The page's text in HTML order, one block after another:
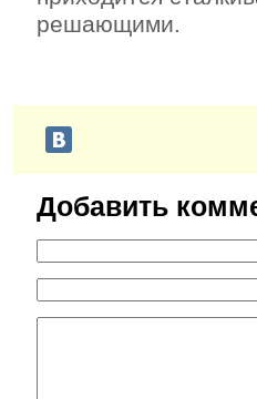
решающими.
Добавить